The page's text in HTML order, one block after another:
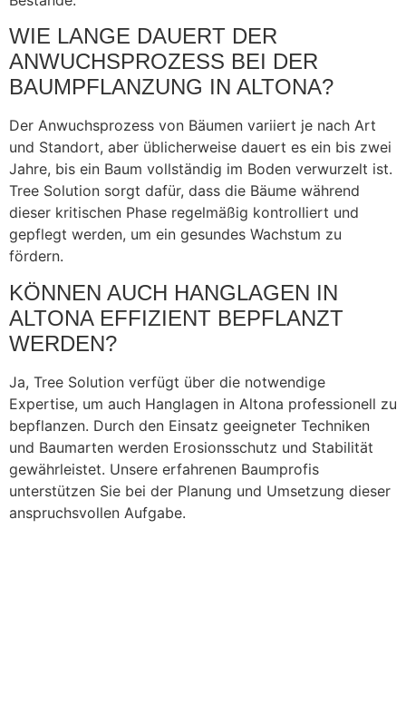
WIE LANGE DAUERT DER
ANWUCHSPROZESS BEI DER
BAUMPFLANZUNG IN ALTONA?
Der Anwuchsprozess von Bäumen variiert je nach Art
und Standort, aber üblicherweise dauert es ein bis zwei
Jahre, bis ein Baum vollständig im Boden verwurzelt ist.
Tree Solution sorgt dafür, dass die Bäume während
dieser kritischen Phase regelmäßig kontrolliert und
gepflegt werden, um ein gesundes Wachstum zu
fördern.
KÖNNEN AUCH HANGLAGEN IN
ALTONA EFFIZIENT BEPFLANZT
WERDEN?
Ja, Tree Solution verfügt über die notwendige
Expertise, um auch Hanglagen in Altona professionell zu
bepflanzen. Durch den Einsatz geeigneter Techniken
und Baumarten werden Erosionsschutz und Stabilität
gewährleistet. Unsere erfahrenen Baumprofis
unterstützen Sie bei der Planung und Umsetzung dieser
anspruchsvollen Aufgabe.